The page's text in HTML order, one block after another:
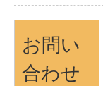
お問い
合わせ